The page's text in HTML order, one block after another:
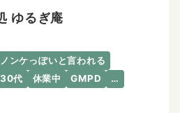
ゆるぎ庵
ノンケっぽいと言われる
30代 休業中 GMPD …